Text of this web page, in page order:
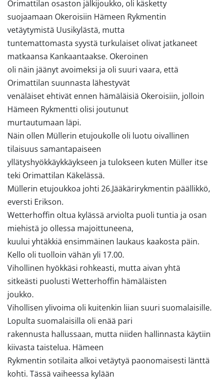
Orimattilan osaston jälkijoukko, oli käsketty
suojaamaan Okeroisiin Hämeen Rykmentin
vetäytymistä Uusikylästä, mutta
tuntemattomasta syystä turkulaiset olivat jatkaneet
matkaansa Kankaantaakse. Okeroinen
oli näin jäänyt avoimeksi ja oli suuri vaara, että
Orimattilan suunnasta lähestyvät
venäläiset ehtivät ennen hämäläisiä Okeroisiin, jolloin
Hämeen Rykmentti olisi joutunut
murtautumaan läpi.
Näin ollen Müllerin etujoukolle oli luotu oivallinen
tilaisuus samantapaiseen
yllätyshyökkäykkäykseen ja tulokseen kuten Müller itse
teki Orimattilan Käkelässä.
Müllerin etujoukkoa johti 26.Jääkärirykmentin päällikkö,
eversti Erikson.
Wetterhoffin oltua kylässä arviolta puoli tuntia ja osan
miehistä jo ollessa majoittuneena,
kuului yhtäkkiä ensimmäinen laukaus kaakosta päin.
Kello oli tuolloin vähän yli 17.00.
Vihollinen hyökkäsi rohkeasti, mutta aivan yhtä
sitkeästi puolusti Wetterhoffin hämäläisten
joukko.
Vihollisen ylivoima oli kuitenkin liian suuri suomalaisille.
Lopulta suomalaisilla oli enää pari
rakennusta hallussaan, mutta niiden hallinnasta käytiin
kiivasta taistelua. Hämeen
Rykmentin sotilaita alkoi vetäytyä paonomaisesti länttä
kohti. Tässä vaiheessa kylään